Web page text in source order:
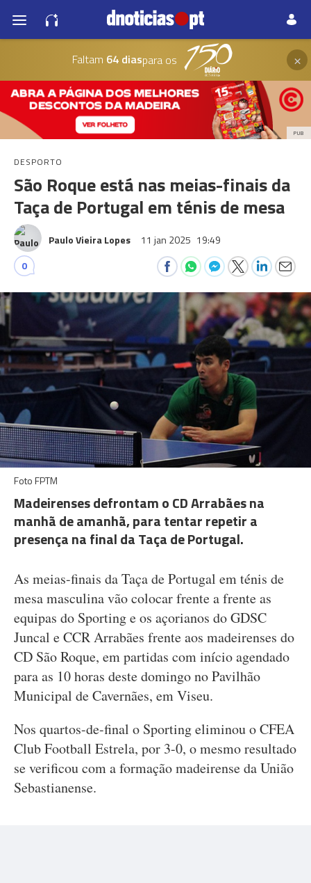
Faltam 64 diaspara os ×
PUB
DESPORTO
São Roque está nas meias-finais da
Taça de Portugal em ténis de mesa
Paulo Vieira Lopes 11 jan 2025 19:49
0
Foto FPTM
Madeirenses defrontam o CD Arrabães na
manhã de amanhã, para tentar repetir a
presença na final da Taça de Portugal.
As meias-finais da Taça de Portugal em ténis de
mesa masculina vão colocar frente a frente as
equipas do Sporting e os açorianos do GDSC
Juncal e CCR Arrabães frente aos madeirenses do
CD São Roque, em partidas com início agendado
para as 10 horas deste domingo no Pavilhão
Municipal de Cavernães, em Viseu.
Nos quartos-de-final o Sporting eliminou o CFEA
Club Football Estrela, por 3-0, o mesmo resultado
se verificou com a formação madeirense da União
Sebastianense.